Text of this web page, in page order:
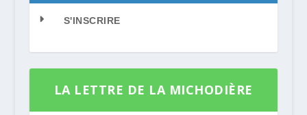
S'INSCRIRE
LA LETTRE DE LA MICHODIÈRE